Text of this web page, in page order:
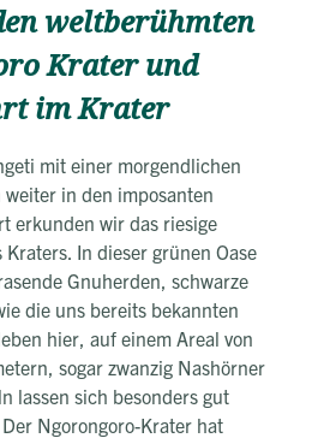
weltberühmten
Krater und
im Krater
mit einer morgendlichen
in den imposanten
erkunden wir das riesige
In dieser grünen Oase
Gnuherden, schwarze
die uns bereits bekannten
hier, auf einem Areal von
sogar zwanzig Nashörner
lassen sich besonders gut
Ngorongoro-Krater hat